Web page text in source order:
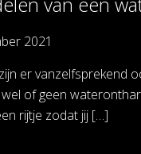
2021
er vanzelfsprekend
of geen
rijtje zodat jij […]